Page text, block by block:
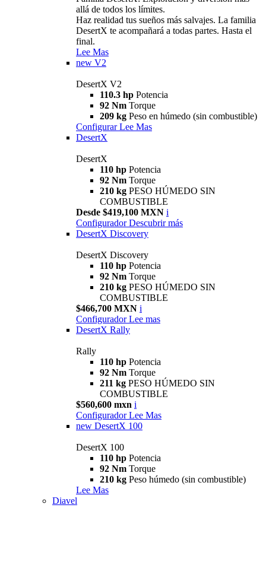
allá de todos los límites.
Haz realidad tus sueños más salvajes. La familia
DesertX te acompañará a todas partes. Hasta el
final.
Lee Mas
new V2
DesertX V2
110.3 hp Potencia
92 Nm Torque
209 kg Peso en húmedo (sin combustible)
Configurar Lee Mas
DesertX
DesertX
110 hp Potencia
92 Nm Torque
210 kg PESO HÚMEDO SIN
COMBUSTIBLE
Desde $419,100 MXN i
Configurador Descubrir más
DesertX Discovery
DesertX Discovery
110 hp Potencia
92 Nm Torque
210 kg PESO HÚMEDO SIN
COMBUSTIBLE
$466,700 MXN i
Configurador Lee mas
DesertX Rally
Rally
110 hp Potencia
92 Nm Torque
211 kg PESO HÚMEDO SIN
COMBUSTIBLE
$560,600 mxn i
Configurador Lee Mas
new DesertX 100
DesertX 100
110 hp Potencia
92 Nm Torque
210 kg Peso húmedo (sin combustible)
Lee Mas
Diavel